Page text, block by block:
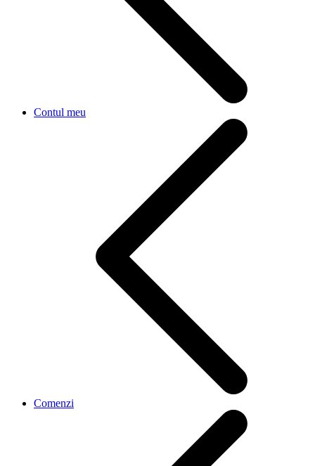
Contul meu
Comenzi